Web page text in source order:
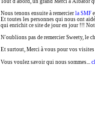
Tout d'abord, un grand Merci à Albator
Nous tenons ensuite à remercier la SMF
Et toutes les personnes qui nous ont
qui enrichit ce site de jour en jour !!!
N'oublions pas de remercier Sweety, le
Et surtout, Merci à vous pour vos visites
Vous voulez savoir qui nous sommes...